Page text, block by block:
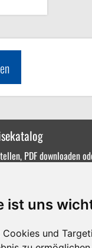
ist uns
und
PDF downloaden